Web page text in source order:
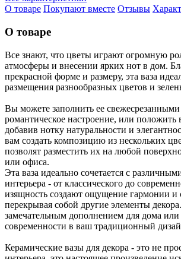
О товаре Покупают вместе Отзывы
О товаре
Все знают, что цветы играют огромную
атмосферы и внесении ярких нот в дом.
прекрасной форме и размеру, эта ваза
размещения разнообразных цветов и
Вы можете заполнить ее свежесрезанными
романтическое настроение, или положить
добавив нотку натуральности и
вам создать композицию из нескольких
позволят разместить их на любой
или офиса.
Эта ваза идеально сочетается с
интерьера - от классического до
изящность создают ощущение гармонии и
перекрывая собой другие элементы
замечательным дополнением для дома
современности в ваш традиционный
Керамические вазы для декора - это не